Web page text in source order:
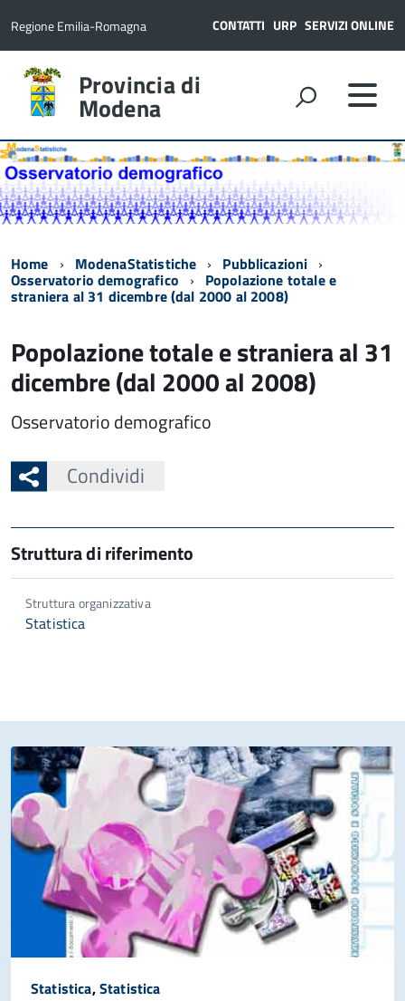
Regione Emilia-Romagna CONTATTI URP SERVIZI ONLINE
Provincia di
Modena
Home ModenaStatistiche Pubblicazioni
Osservatorio demografico Popolazione totale e
straniera al 31 dicembre (dal 2000 al 2008)
Popolazione totale e straniera al 31
dicembre (dal 2000 al 2008)
Osservatorio demografico
Condividi
Struttura di riferimento
Struttura organizzativa
Statistica
Statistica,Statistica